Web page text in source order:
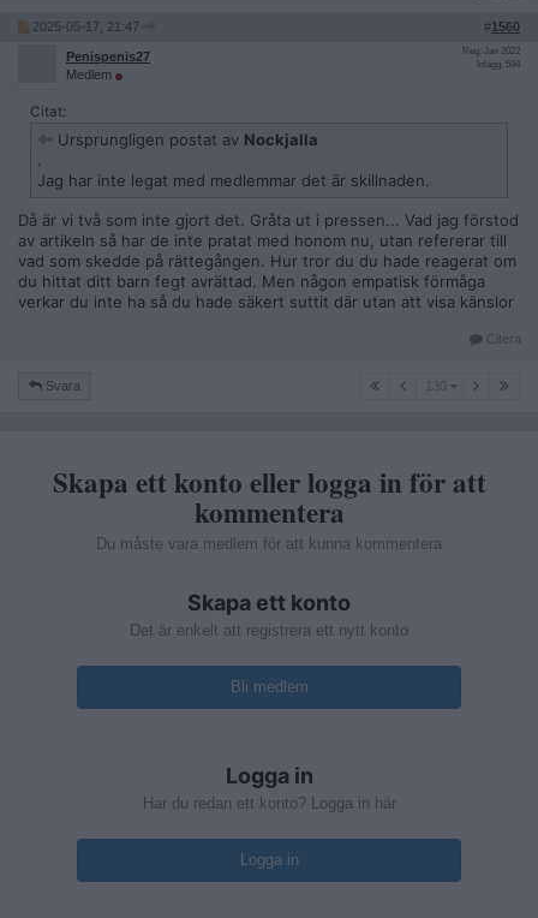
2025-05-17, 21:47 #1560
Penispenis27
Medlem
Reg: Jan 2022
Inlägg: 594
Citat:
Ursprungligen postat av Nockjalla
Jag har inte legat med medlemmar det är skillnaden.
Då är vi två som inte gjort det. Gråta ut i pressen... Vad jag förstod
av artikeln så har de inte pratat med honom nu, utan refererar till
vad som skedde på rättegången. Hur tror du du hade reagerat om
du hittat ditt barn fegt avrättad. Men någon empatisk förmåga
verkar du inte ha så du hade säkert suttit där utan att visa känslor
Citera
Svara 130 130
Skapa ett konto eller logga in för att
kommentera
Du måste vara medlem för att kunna kommentera
Skapa ett konto
Det är enkelt att registrera ett nytt konto
Bli medlem
Logga in
Har du redan ett konto? Logga in här
Logga in